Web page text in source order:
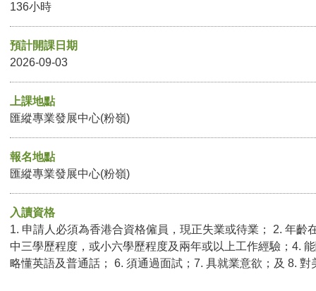
136小時
預計開課日期
2026-09-03
上課地點
匯縱專業發展中心(粉嶺)
報名地點
匯縱專業發展中心(粉嶺)
入讀資格
1. 申請人必須為香港合資格僱員，現正失業或待業； 2. 年齡
中三學歷程度，或小六學歷程度及兩年或以上工作經驗；4.
略懂英語及普通話 ； 6. 須通過面試；7. 具就業意欲；及 8. 對